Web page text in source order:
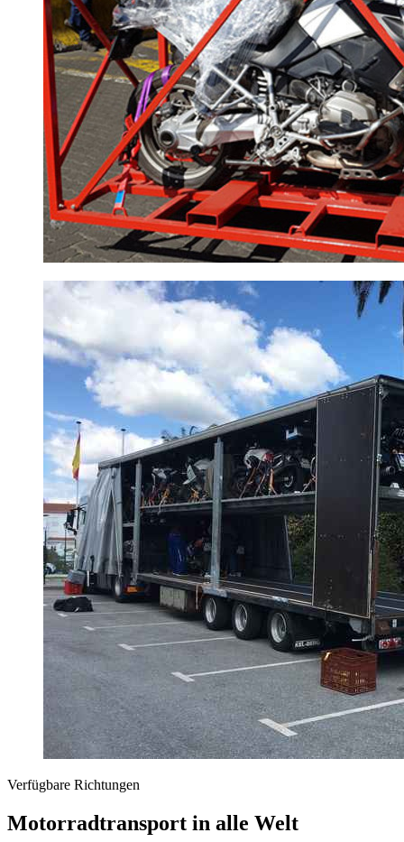
Verfügbare Richtungen
Motorradtransport in alle Welt